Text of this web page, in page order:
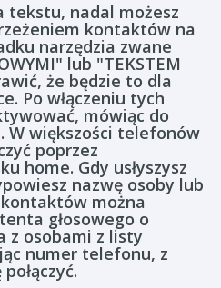
tekstu, nadal możesz
kontaktów na
narzędzia zwane
lub "TEKSTEM
że będzie to dla
Po włączeniu tych
mówiąc do
W większości telefonów
poprzez
home. Gdy usłyszysz
nazwę osoby lub
można
głosowego o
z osobami z listy
numer telefonu, z